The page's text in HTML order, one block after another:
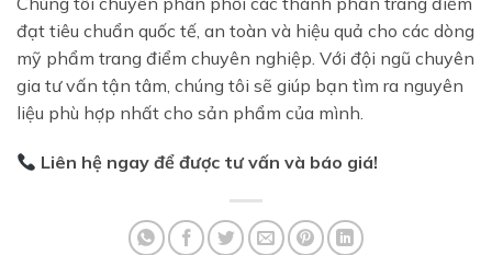
đạt tiêu chuẩn quốc tế, an toàn và hiệu quả cho các dòng
mỹ phẩm trang điểm chuyên nghiệp. Với đội ngũ chuyên
gia tư vấn tận tâm, chúng tôi sẽ giúp bạn tìm ra nguyên
liệu phù hợp nhất cho sản phẩm của mình.
Liên hệ ngay để được tư vấn và báo giá!